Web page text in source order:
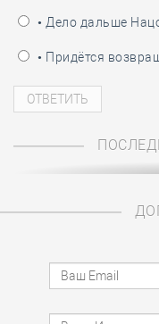
• Дело дальше
• Придётся